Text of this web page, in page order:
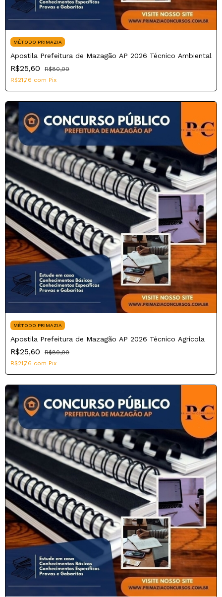
MÉTODO PRIMAZIA
Apostila Prefeitura de Mazagão AP 2026 Técnico Ambiental
R$25,60
R$80,00
R$21,76 com Pix
MÉTODO PRIMAZIA
Apostila Prefeitura de Mazagão AP 2026 Técnico Agrícola
R$25,60
R$80,00
R$21,76 com Pix